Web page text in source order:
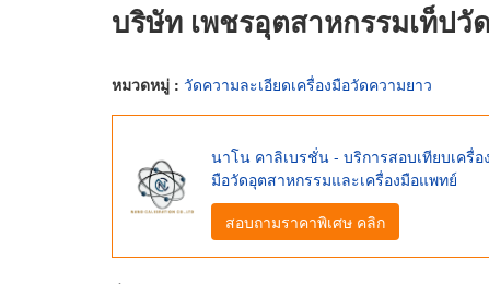
บริษัท เพชรอุตสาหกรรมเท็ปวั
หมวดหมู่ : วัดความละเอียดเครื่องมือวัดความยาว
นาโน คาลิเบรชั่น - บริการสอบเทียบเครื่
มือวัดอุตสาหกรรมและเครื่องมือแพทย์
สอบถามราคาพิเศษ คลิก